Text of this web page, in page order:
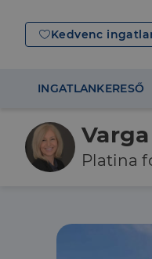
Kedvenc
INGATLANKERESŐ
Platina